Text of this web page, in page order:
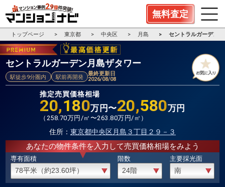
無料査定
トップページ 東京都 中央区 月島 セントラルガーデン
セントラルガーデン月島ザタワー
駅徒歩9分圏内 駅前再開発
最終更新日
2026/08/08
推定売買価格相場
20,180万円〜20,580万円
（ 258.70万円/㎡〜263.80万円/㎡）
住所： 東京都中央区月島３丁目２９－３
あなたの物件条件を入力して売買価格相場をみよう
専有面積 階数 主要採光面